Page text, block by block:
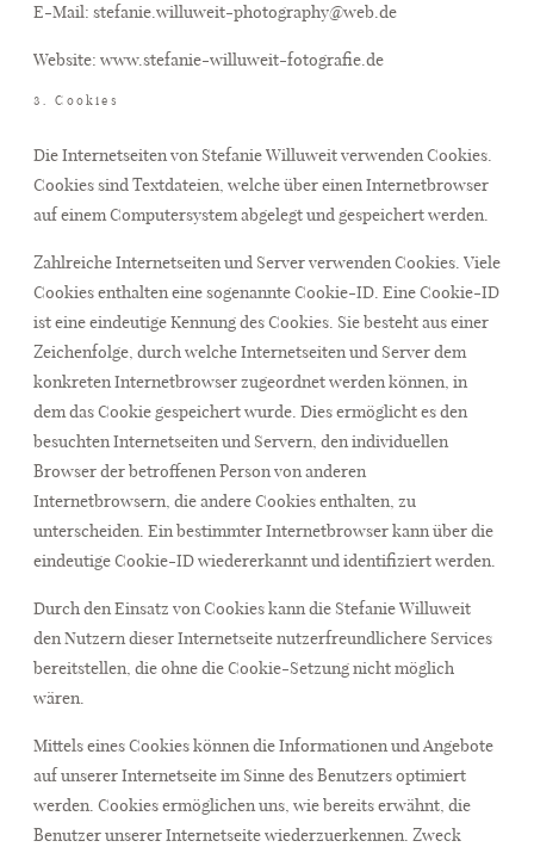
E-Mail: stefanie.willuweit-photography@web.de
Website: www.stefanie-willuweit-fotografie.de
3. Cookies
Die Internetseiten von Stefanie Willuweit verwenden Cookies.
Cookies sind Textdateien, welche über einen Internetbrowser
auf einem Computersystem abgelegt und gespeichert werden.
Zahlreiche Internetseiten und Server verwenden Cookies. Viele
Cookies enthalten eine sogenannte Cookie-ID. Eine Cookie-ID
ist eine eindeutige Kennung des Cookies. Sie besteht aus einer
Zeichenfolge, durch welche Internetseiten und Server dem
konkreten Internetbrowser zugeordnet werden können, in
dem das Cookie gespeichert wurde. Dies ermöglicht es den
besuchten Internetseiten und Servern, den individuellen
Browser der betroffenen Person von anderen
Internetbrowsern, die andere Cookies enthalten, zu
unterscheiden. Ein bestimmter Internetbrowser kann über die
eindeutige Cookie-ID wiedererkannt und identifiziert werden.
Durch den Einsatz von Cookies kann die Stefanie Willuweit
den Nutzern dieser Internetseite nutzerfreundlichere Services
bereitstellen, die ohne die Cookie-Setzung nicht möglich
wären.
Mittels eines Cookies können die Informationen und Angebote
auf unserer Internetseite im Sinne des Benutzers optimiert
werden. Cookies ermöglichen uns, wie bereits erwähnt, die
Benutzer unserer Internetseite wiederzuerkennen. Zweck